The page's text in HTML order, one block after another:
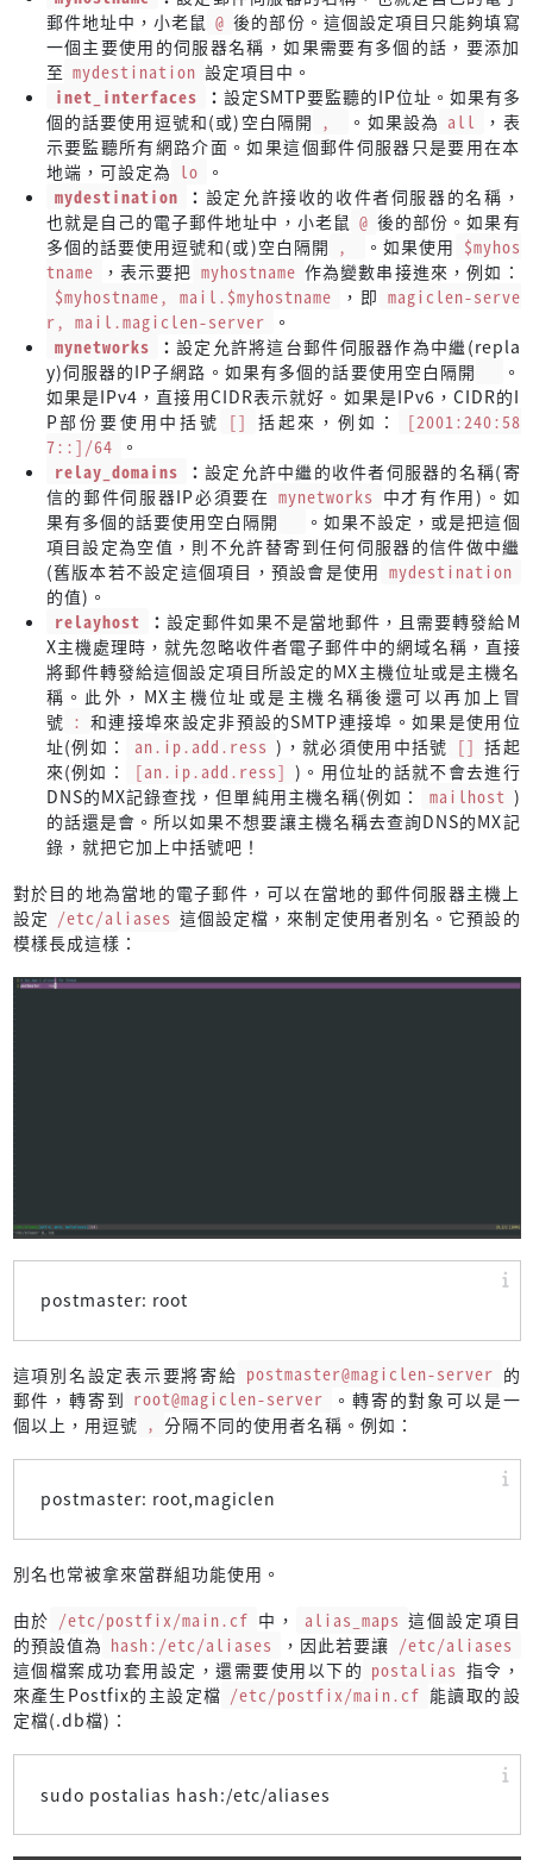
郵件地址中，小老鼠 @ 後的部份。這個設定項目只能夠填寫
一個主要使用的伺服器名稱，如果需要有多個的話，要添加
至 mydestination 設定項目中。
inet_interfaces
： 設定SMTP要監聽的IP位址。如果有多
個的話要使用逗號和(或)空白隔開 , 。如果設為 all
，表
示要監聽所有網路介面。如果這個郵件伺服器只是要用在本
地端，可設定為 lo
。
mydestination
： 設定允許接收的收件者伺服器的名稱，
也就是自己的電子郵件地址中，小老鼠 @ 後的部份。如果有
多個的話要使用逗號和(或)空白隔開 , 。如果使用 $myhos
tname
，表示要把 myhostname 作為變數串接進來，例如：
$myhostname, mail.$myhostname
，即 magiclen-serve
r, mail.magiclen-server
。
mynetworks
：設定允許將這台郵件伺服器作為中繼(repla
y)伺服器的IP子網路。如果有多個的話要使用空白隔開
。
如果是IPv4，直接用CIDR表示就好。如果是IPv6，CIDR的I
P部份要使用中括號 [] 括起來，例如：
[2001:240:58
7::]/64
。
relay_domains
：設定允許中繼的收件者伺服器的名稱(寄
信的郵件伺服器IP必須要在 mynetworks 中才有作用)。如
果有多個的話要使用空白隔開
。如果不設定，或是把這個
項目設定為空值，則不允許替寄到任何伺服器的信件做中繼
(舊版本若不設定這個項目，預設會是使用 mydestination
的值)。
relayhost
： 設定郵件如果不是當地郵件，且需要轉發給M
X主機處理時，就先忽略收件者電子郵件中的網域名稱，直接
將郵件轉發給這個設定項目所設定的MX主機位址或是主機名
稱。此外，MX主機位址或是主機名稱後還可以再加上冒
號 : 和連接埠來設定非預設的SMTP連接埠。如果是使用位
址(例如：
an.ip.add.ress )，就必須使用中括號 [] 括起
來(例如：
[an.ip.add.ress] )。用位址的話就不會去進行
DNS的MX記錄查找，但單純用主機名稱(例如：
mailhost )
的話還是會。所以如果不想要讓主機名稱去查詢DNS的MX記
錄，就把它加上中括號吧！
對於目的地為當地的電子郵件，可以在當地的郵件伺服器主機上
設定 /etc/aliases 這個設定檔，來制定使用者別名。它預設的
模樣長成這樣：
postmaster: root
這項別名設定表示要將寄給 postmaster@magiclen-server 的
郵件，轉寄到 root@magiclen-server
。轉寄的對象可以是一
個以上，用逗號 , 分隔不同的使用者名稱。例如：
postmaster: root,magiclen
別名也常被拿來當群組功能使用。
由於 /etc/postfix/main.cf 中， alias_maps 這個設定項目
的預設值為 hash:/etc/aliases ，因此若要讓 /etc/aliases
這個檔案成功套用設定，還需要使用以下的 postalias 指令，
來產生Postfix的主設定檔 /etc/postfix/main.cf 能讀取的設
定檔(.db檔)：
sudo postalias hash:/etc/aliases